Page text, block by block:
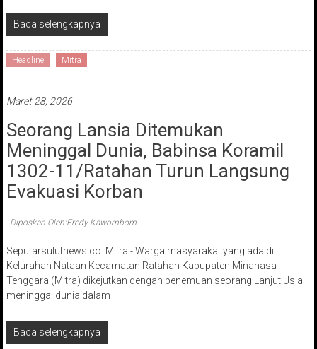
Baca selengkapnya
Headline Mitra
Maret 28, 2026
Seorang Lansia Ditemukan
Meninggal Dunia, Babinsa Koramil
1302-11/Ratahan Turun Langsung
Evakuasi Korban
Diposkan Oleh:Fredy Kawombom
Seputarsulutnews.co. Mitra.- Warga masyarakat yang ada di
Kelurahan Nataan Kecamatan Ratahan Kabupaten Minahasa
Tenggara (Mitra) dikejutkan dengan penemuan seorang Lanjut Usia
meninggal dunia dalam
Baca selengkapnya